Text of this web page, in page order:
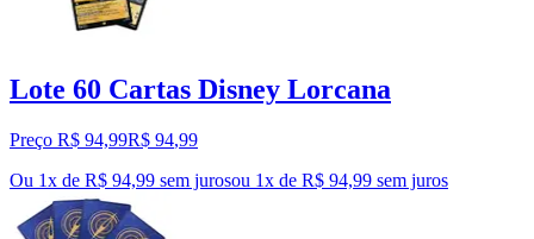
Lote 60 Cartas Disney Lorcana
Preço R$ 94,99R$ 94,99
Ou 1x de R$ 94,99 sem jurosou 1x de R$ 94,99 sem juros